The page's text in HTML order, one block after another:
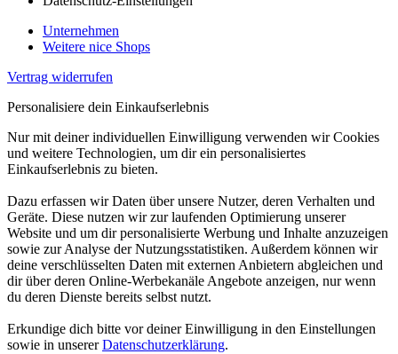
Unternehmen
Weitere nice Shops
Vertrag widerrufen
Personalisiere dein Einkaufserlebnis
Nur mit deiner individuellen Einwilligung verwenden wir Cookies
und weitere Technologien, um dir ein personalisiertes
Einkaufserlebnis zu bieten.
Dazu erfassen wir Daten über unsere Nutzer, deren Verhalten und
Geräte. Diese nutzen wir zur laufenden Optimierung unserer
Website und um dir personalisierte Werbung und Inhalte anzuzeigen
sowie zur Analyse der Nutzungsstatistiken. Außerdem können wir
deine verschlüsselten Daten mit externen Anbietern abgleichen und
dir über deren Online-Werbekanäle Angebote anzeigen, nur wenn
du deren Dienste bereits selbst nutzt.
Erkundige dich bitte vor deiner Einwilligung in den Einstellungen
sowie in unsererDatenschutzerklärung.